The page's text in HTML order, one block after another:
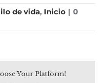
de vida, Inicio | 0
Your Platform!